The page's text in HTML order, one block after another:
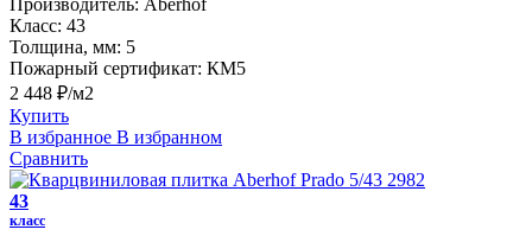
Класс: 43
Толщина, мм: 5
Пожарный сертификат: КМ5
2 448 ₽/м2
Купить
В избранное В избранном
Сравнить
43
класс